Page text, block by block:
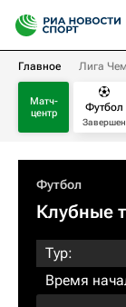
Главное Лига
Матч-
центр
Футбол
Завершен
Футбол
Клубные
Тур:
Время